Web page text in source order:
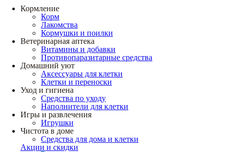
Кормление
Корм
Лакомства
Кормушки и поилки
Ветеринарная аптека
Витамины и добавки
Противопаразитарные средства
Домашний уют
Аксессуары для клетки
Клетки и переноски
Уход и гигиена
Средства по уходу
Наполнители для клетки
Игры и развлечения
Игрушки
Чистота в доме
Средства для дома и клетки
Акции и скидки